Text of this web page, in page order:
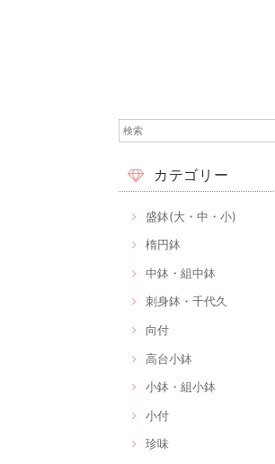
カテゴリー
盛鉢(大・中・小)
楕円鉢
中鉢・組中鉢
刺身鉢・千代久
向付
高台小鉢
小鉢・組小鉢
小付
珍味